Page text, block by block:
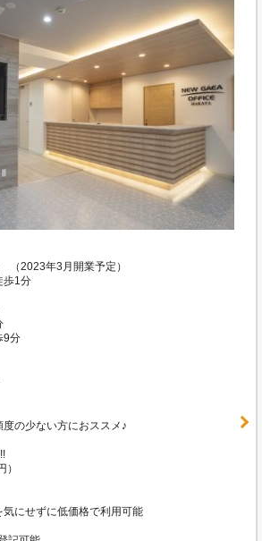
2023年3月開業予定）
歩1分
9分
の少ない方におススメ♪
!!
にせずに低価格で利用可能